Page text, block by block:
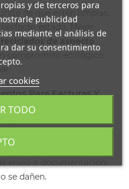
de que estén limpias,
estado. Mejor
de aspecto
compromiso ecológico
Para Facturas Y
adjuntar al exterior
se dañen.
y de terceros para
publicidad
mediante el análisis de
dar su consentimiento
cookies
TODO